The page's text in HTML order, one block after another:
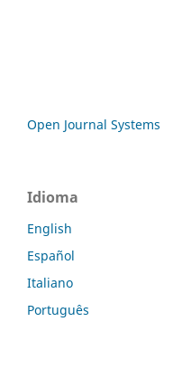
Open Journal Systems
Idioma
English
Español
Italiano
Português